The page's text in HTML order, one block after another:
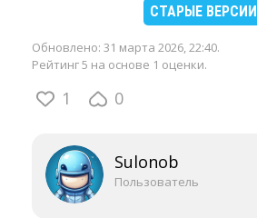
СТАРЫЕ ВЕРСИИ
Обновлено: 31 марта 2026, 22:40.
Рейтинг 5 на основе 1 оценки.
1 0
Sulonob
Пользователь